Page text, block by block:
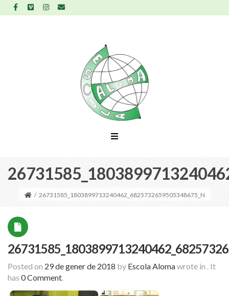
/ 26731585_1803899713240462_6825732659505348675_N
Posted on 29 de gener de 2018 by Escola Alomawrote in . It
has 0 Comment.